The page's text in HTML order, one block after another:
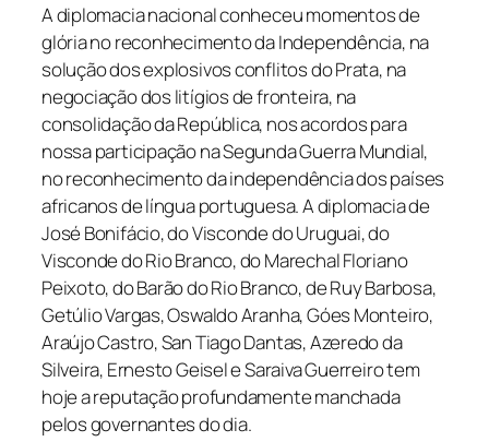
A diplomacia nacional conheceu momentos de
glória no reconhecimento da Independência, na
solução dos explosivos conflitos do Prata, na
negociação dos litígios de fronteira, na
consolidação da República, nos acordos para
nossa participação na Segunda Guerra Mundial,
no reconhecimento da independência dos países
africanos de língua portuguesa. A diplomacia de
José Bonifácio, do Visconde do Uruguai, do
Visconde do Rio Branco, do Marechal Floriano
Peixoto, do Barão do Rio Branco, de Ruy Barbosa,
Getúlio Vargas, Oswaldo Aranha, Góes Monteiro,
Araújo Castro, San Tiago Dantas, Azeredo da
Silveira, Ernesto Geisel e Saraiva Guerreiro tem
hoje a reputação profundamente manchada
pelos governantes do dia.